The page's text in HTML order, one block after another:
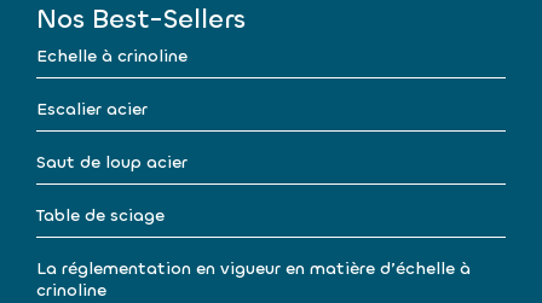
Nos Best-Sellers
Echelle à crinoline
Escalier acier
Saut de loup acier
Table de sciage
La réglementation en vigueur en matière d’échelle à
crinoline